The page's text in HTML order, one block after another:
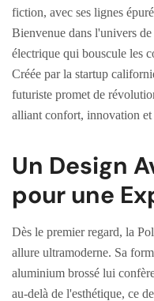
fiction, avec ses lignes
Bienvenue dans l'univers
électrique qui bouscule les
Créée par la startup
futuriste promet de
alliant confort, innovation
Un Design
pour une
Dès le premier regard, la
allure ultramoderne. Sa
aluminium brossé lui
au-delà de l'esthétique, ce